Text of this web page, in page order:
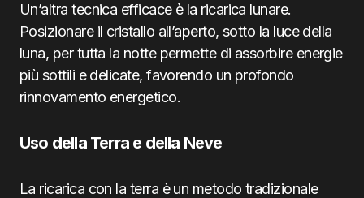
Un’altra tecnica efficace è la ricarica lunare.
Posizionare il cristallo all’aperto, sotto la luce della
luna, per tutta la notte permette di assorbire energie
più sottili e delicate, favorendo un profondo
rinnovamento energetico.
Uso della Terra e della Neve
La ricarica con la terra è un metodo tradizionale